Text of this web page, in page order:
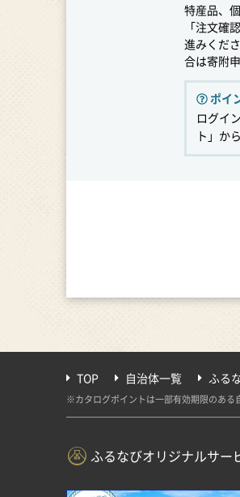
特産品、
「注文確
進みくだ
合は寄附
ポイ
ログイ
ト」か
TOP 自治体一覧 ふる
※カタログポイントは一部有効期限のある
ふるなびオリジナルサー